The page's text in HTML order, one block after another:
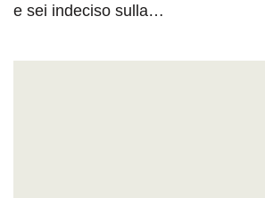
e sei indeciso sulla…